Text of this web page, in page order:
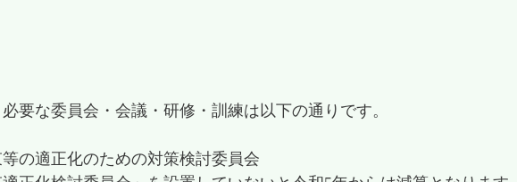
要な委員会・会議・研修・訓練は以下の通りです。
の適正化のための対策検討委員会